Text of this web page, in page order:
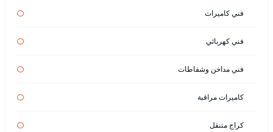
فني كاميرات
فني كهربائي
فني مداخن وشفاطات
كاميرات مراقبة
كراج متنقل